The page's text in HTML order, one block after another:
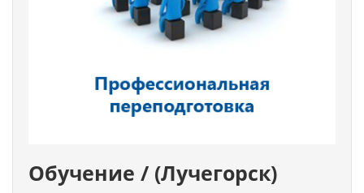
Обучение / (Лучегорск)